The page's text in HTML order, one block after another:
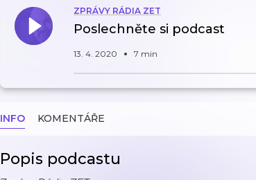
ZPRÁVY RÁDIA ZET
Poslechněte si podcast
13. 4. 2020 7 min
INFO KOMENTÁŘE
Popis podcastu